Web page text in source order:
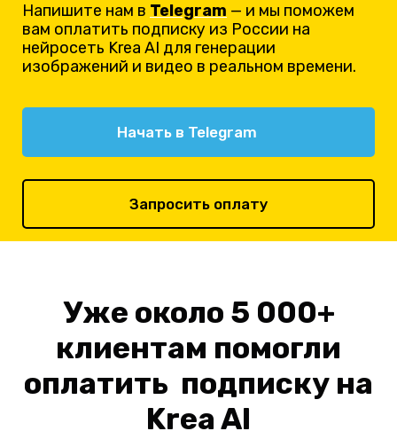
Напишите нам в Telegram — и мы поможем
вам оплатить подписку из России на
нейросеть Krea AI для генерации
изображений и видео в реальном времени.
Начать в Telegram
Запросить оплату
Уже около 5 000+
клиентам помогли
оплатить подписку на
Krea AI